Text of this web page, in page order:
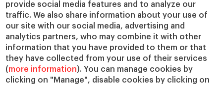
provide social media features and to analyze our
traffic. We also share information about your use of
our site with our social media, advertising and
analytics partners, who may combine it with other
information that you have provided to them or that
they have collected from your use of their services
(more information). You can manage cookies by
clicking on "Manage", disable cookies by clicking on
IESE Insight
IESE Publishing
Colabora con el IESE
Servicios
Biblioteca
Canal de Compliance
Capellanía